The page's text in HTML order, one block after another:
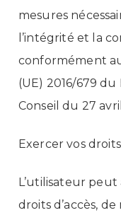
mesures
l’intégrité et la
conformément
(UE) 2016/679
Conseil du 27
Exercer vos droits
L’utilisateur
droits d’accès,